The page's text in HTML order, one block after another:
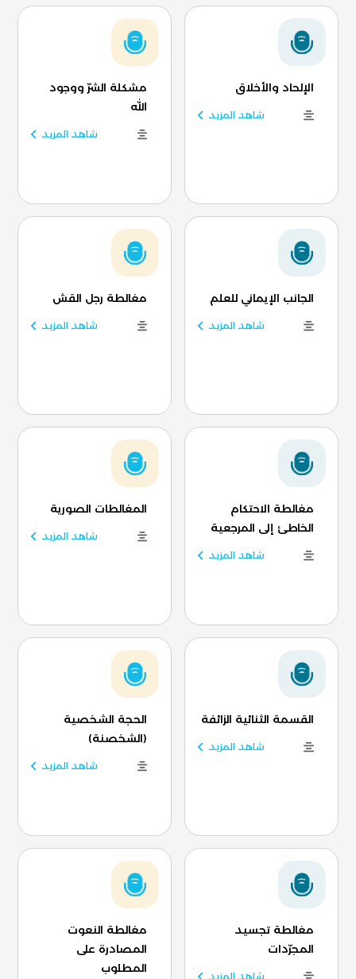
الإلحاد والأخلاق
شاهد المزيد
مشكلة الشرّ ووجود
الله
شاهد المزيد
الجانب الإيماني للعلم
شاهد المزيد
مغالطة رجل القش
شاهد المزيد
مغالطة الاحتكام
الخاطئ إلى المرجعية
شاهد المزيد
المغالطات الصورية
شاهد المزيد
القسمة الثنائية الزائفة
شاهد المزيد
الحجة الشخصية
(الشخصنة)
شاهد المزيد
مغالطة تجسيد
المجرّدات
شاهد المزيد
مغالطة النعوت
المصادرة على
المطلوب